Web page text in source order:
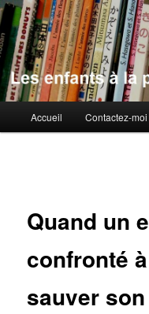
Aller
au
contenu
principalLes enfants
principal
Accueil Contactez-moi
Quand un
confronté
sauver